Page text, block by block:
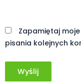
Zapamiętaj
pisania kolejnych